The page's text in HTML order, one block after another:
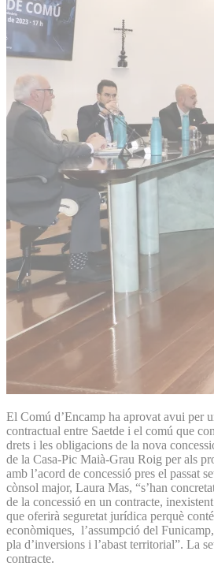
El Comú d’Encamp ha aprovat avui per
contractual entre Saetde i el comú que
drets i les obligacions de la nova
de la Casa-Pic Maià-Grau Roig per als
amb l’acord de concessió pres el passat
cònsol major, Laura Mas, “s’han
de la concessió en un contracte,
que oferirà seguretat jurídica perquè
econòmiques, l’assumpció del
pla d’inversions i l’abast territorial”. La
contracte.